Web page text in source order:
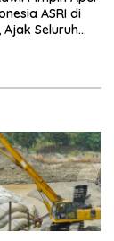
ASRI di
Seluruh